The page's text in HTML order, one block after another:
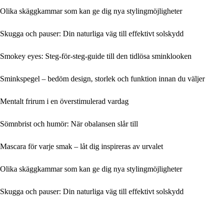
Olika skäggkammar som kan ge dig nya stylingmöjligheter
Skugga och pauser: Din naturliga väg till effektivt solskydd
Smokey eyes: Steg-för-steg-guide till den tidlösa sminklooken
Sminkspegel – bedöm design, storlek och funktion innan du väljer
Mentalt frirum i en överstimulerad vardag
Sömnbrist och humör: När obalansen slår till
Mascara för varje smak – låt dig inspireras av urvalet
Olika skäggkammar som kan ge dig nya stylingmöjligheter
Skugga och pauser: Din naturliga väg till effektivt solskydd